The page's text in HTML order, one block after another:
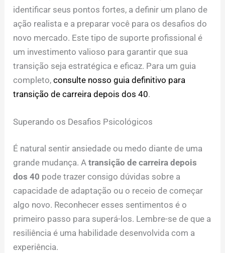
identificar seus pontos fortes, a definir um plano de
ação realista e a preparar você para os desafios do
novo mercado. Este tipo de suporte profissional é
um investimento valioso para garantir que sua
transição seja estratégica e eficaz. Para um guia
completo,consulte nosso guia definitivo para
transição de carreira depois dos 40.
Superando os Desafios Psicológicos
É natural sentir ansiedade ou medo diante de uma
grande mudança. Atransição de carreira depois
dos 40 pode trazer consigo dúvidas sobre a
capacidade de adaptação ou o receio de começar
algo novo. Reconhecer esses sentimentos é o
primeiro passo para superá-los. Lembre-se de que a
resiliência é uma habilidade desenvolvida com a
experiência.